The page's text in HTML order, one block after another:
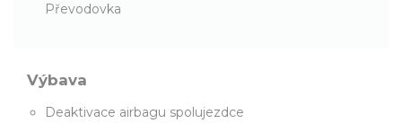
Převodovka
Výbava
Deaktivace airbagu spolujezdce